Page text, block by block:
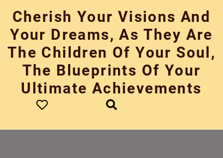
content
Cherish Your Visions And
Your Dreams, As They Are
The Children Of Your Soul,
The Blueprints Of Your
Ultimate Achievements